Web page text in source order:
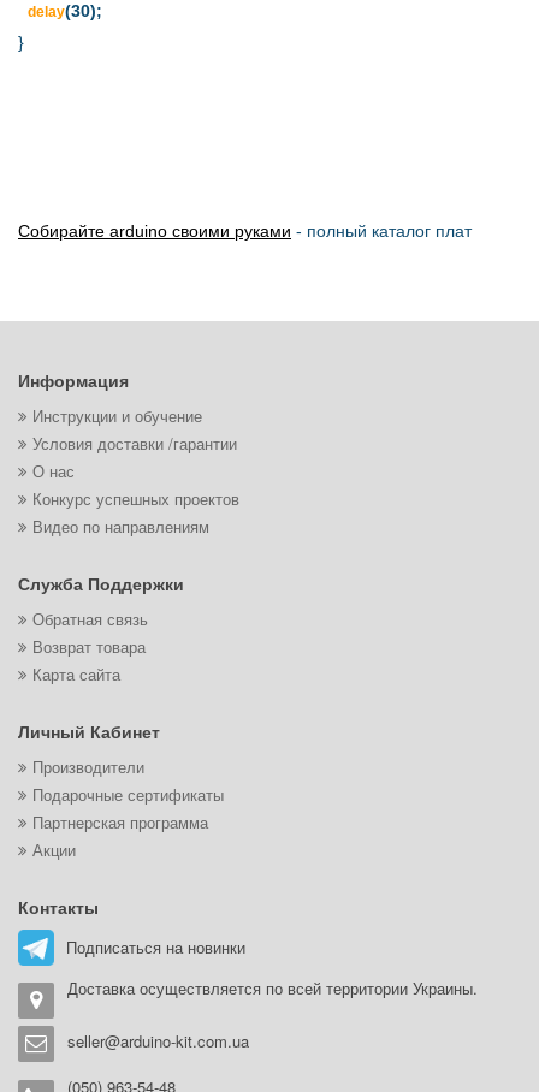
delay(30);
}
Собирайте arduino своими руками - полный каталог плат
Информация
Инструкции и обучение
Условия доставки /гарантии
О нас
Конкурс успешных проектов
Видео по направлениям
Служба Поддержки
Обратная связь
Возврат товара
Карта сайта
Личный Кабинет
Производители
Подарочные сертификаты
Партнерская программа
Акции
Контакты
Подписаться на новинки
Доставка осуществляется по всей территории Украины.
seller@arduino-kit.com.ua
(050) 963-54-48